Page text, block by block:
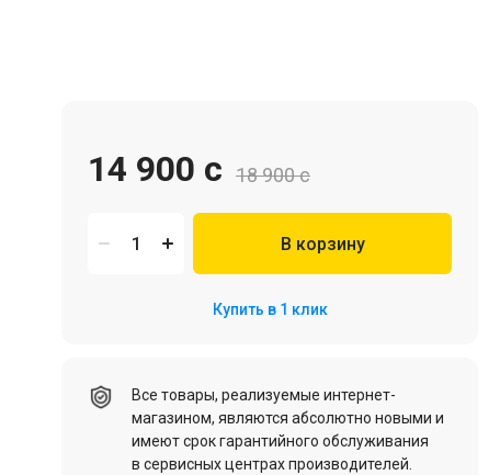
Цифровые товары (Подписки PSN, Xbox, Steam, ПК)
18 900 c
14 900 c
В корзину
Купить в 1 клик
Все товары, реализуемые интернет-
магазином, являются абсолютно новыми и
имеют срок гарантийного обслуживания
в сервисных центрах производителей.